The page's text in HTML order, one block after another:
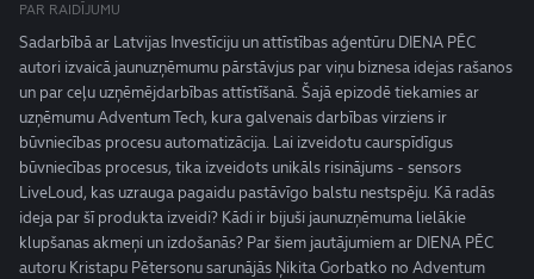
PAR RAIDĪJUMU
Sadarbībā ar Latvijas Investīciju un attīstības aģentūru DIENA PĒC
autori izvaicā jaunuzņēmumu pārstāvjus par viņu biznesa idejas rašanos
un par ceļu uzņēmējdarbības attīstīšanā. Šajā epizodē tiekamies ar
uzņēmumu Adventum Tech, kura galvenais darbības virziens ir
būvniecības procesu automatizācija. Lai izveidotu caurspīdīgus
būvniecības procesus, tika izveidots unikāls risinājums - sensors
LiveLoud, kas uzrauga pagaidu pastāvīgo balstu nestspēju. Kā radās
ideja par šī produkta izveidi? Kādi ir bijuši jaunuzņēmuma lielākie
klupšanas akmeņi un izdošanās? Par šiem jautājumiem ar DIENA PĒC
autoru Kristapu Pētersonu sarunājās Ņikita Gorbatko no Adventum